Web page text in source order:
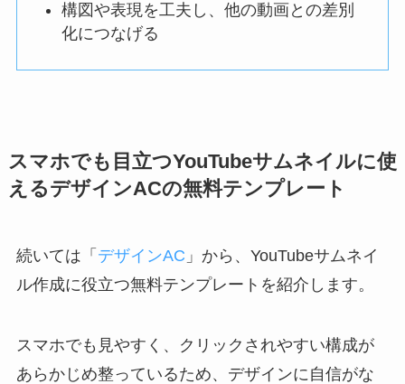
構図や表現を工夫し、他の動画との差別
化につなげる
スマホでも目立つYouTubeサムネイルに使
えるデザインACの無料テンプレート
続いては「 デザインAC 」から、YouTubeサムネイ
ル作成に役立つ無料テンプレートを紹介します。
スマホでも見やすく、クリックされやすい構成が
あらかじめ整っているため、デザインに自信がな